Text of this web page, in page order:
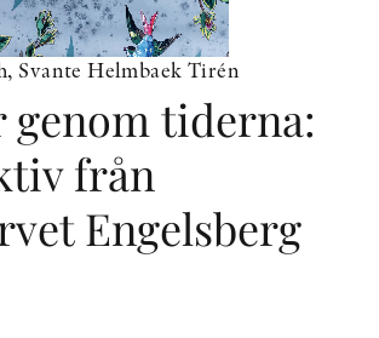
STOLPE STORIES
VIDEOGALLERI
UTMÄRKELSER
PRESSKONTAKT
Svante Helmbaek Tirén
genom tiderna:
från
Engelsberg